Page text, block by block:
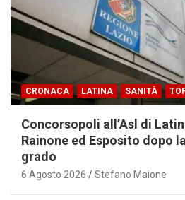
CRONACA LATINA SANITÀ
Concorsopoli all’Asl di
Rainone ed Esposito dopo
grado
6 Agosto 2026 Stefano Maione